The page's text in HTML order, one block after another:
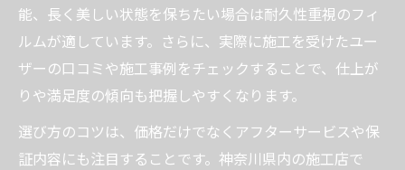
能、長く美しい状態を保ちたい場合は耐久性重視のフィ
ルムが適しています。さらに、実際に施工を受けたユー
ザーの口コミや施工事例をチェックすることで、仕上が
りや満足度の傾向も把握しやすくなります。
選び方のコツは、価格だけでなくアフターサービスや保
証内容にも注目することです。神奈川県内の施工店で